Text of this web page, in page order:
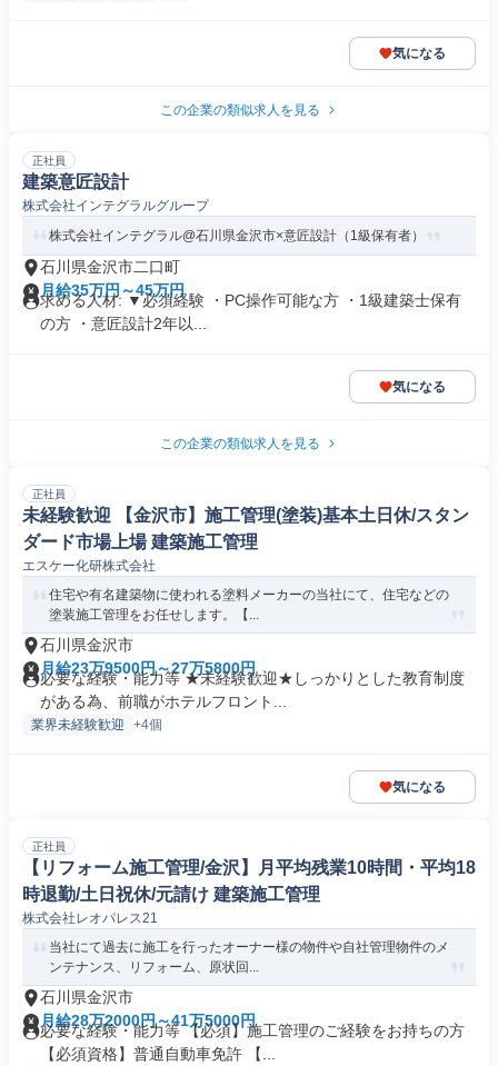
気になる
この企業の類似求人を見る
正社員
建築意匠設計
株式会社インテグラルグループ
株式会社インテグラル@石川県金沢市×意匠設計（1級保有者）
石川県金沢市二口町
月給35万円～45万円
求める人材: ▼必須経験 ・PC操作可能な方 ・1級建築士保有
の方 ・意匠設計2年以...
気になる
この企業の類似求人を見る
正社員
未経験歓迎 【金沢市】施工管理(塗装)基本土日休/スタン
ダード市場上場 建築施工管理
エスケー化研株式会社
住宅や有名建築物に使われる塗料メーカーの当社にて、住宅などの
塗装施工管理をお任せします。【...
石川県金沢市
月給23万9500円～27万5800円
必要な経験・能力等 ★未経験歓迎★しっかりとした教育制度
がある為、前職がホテルフロント...
業界未経験歓迎 +4個
気になる
正社員
【リフォーム施工管理/金沢】月平均残業10時間・平均18
時退勤/土日祝休/元請け 建築施工管理
株式会社レオパレス21
当社にて過去に施工を行ったオーナー様の物件や自社管理物件のメ
ンテナンス、リフォーム、原状回...
石川県金沢市
月給28万2000円～41万5000円
必要な経験・能力等 【必須】施工管理のご経験をお持ちの方
【必須資格】普通自動車免許 【...